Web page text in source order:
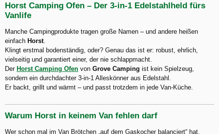
Horst Camping Ofen – Der 3-in-1 Edelstahlheld fürs
Vanlife
Manche Campingprodukte tragen große Namen – und andere heißen
einfach Horst
Klingt erstmal bodenständig, oder? Genau das ist er: robust, ehrlich,
vielseitig und garantiert einer, der nie schlappmacht.
Der Horst Camping Ofen von Grove Camping ist kein Spielzeug,
sondern ein durchdachter 3-in-1 Alleskönner aus Edelstahl.
Er backt, grillt und wärmt – und passt trotzdem in jede Van-Küche.
Warum Horst in keinem Van fehlen darf
Wer schon mal im Van Brötchen „auf dem Gaskocher balanciert“ hat,